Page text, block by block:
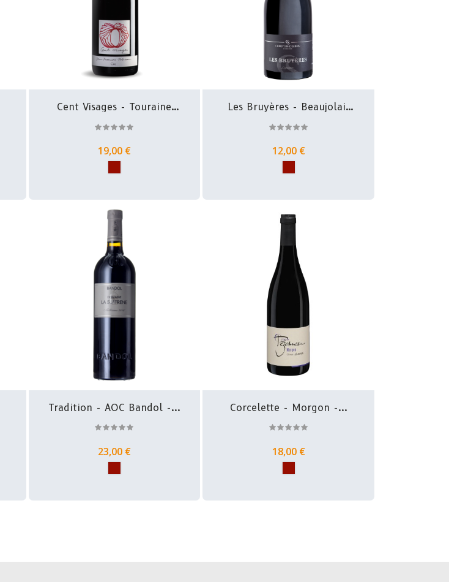
Cent Visages - Touraine
19,00 €
Les Bruyères - Beaujolais
12,00 €
Tradition - AOC Bandol -...
23,00 €
Corcelette - Morgon -...
18,00 €